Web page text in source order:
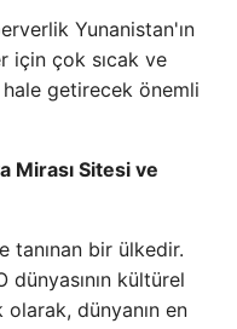
Yunanistan'ın
için çok sıcak ve
getirecek önemli
Mirası Sitesi ve
tanınan bir ülkedir.
dünyasının kültürel
olarak, dünyanın en